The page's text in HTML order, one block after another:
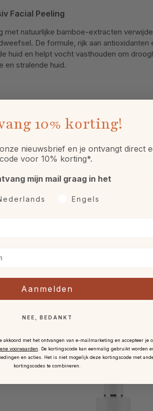
Facial Peeling
met natuurlijke bamboe-extracten
De formule, rijk aan
huid en helpt vocht vasthouden om
en stralende huid.
Retourneren
30 dagen bedenktijd na
Maak jouw routine
10% korting!
nieuwsbrief en je ontvangt direct
code voor 10% korting*.
mijn mail graag in het
Engels
Aanmelden
NEE, BEDANKT
akkoord met het ontvangen van e-mailmarketing en accepteer je
voorwaarden
De kortingscode kan eenmalig gebruikt worden
en acties. Het is niet mogelijk deze kortingscode met
kortingscodes te combineren.